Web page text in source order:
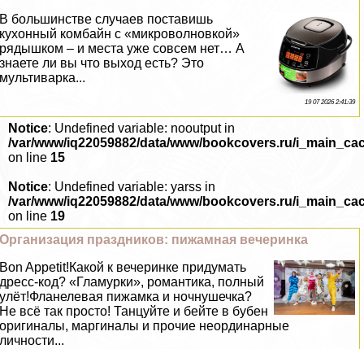
В большинстве случаев поставишь
кухонный комбайн с «микроволновкой»
рядышком – и места уже совсем нет… А
знаете ли вы что выход есть? Это
мультиварка...
19 07 2026 2:41:39
Notice: Undefined variable: nooutput in
/var/www/iq22059882/data/www/bookcovers.ru/
on line 15
Notice: Undefined variable: yarss in
/var/www/iq22059882/data/www/bookcovers.ru/
on line 19
Организация праздников: пижамная вечеринка
Bon Appetit!Какой к вечеринке придумать
дресс-код? «Гламурки», романтика, полный
улёт!Фланелевая пижамка и ночнушечка?
Не всё так просто! Танцуйте и бейте в бубен
оригиналы, маргиналы и прочие неординарные
личности...